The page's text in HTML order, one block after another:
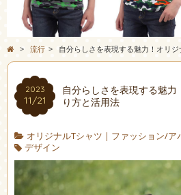
> 流行 > 自分らしさを表現する魅力！オリ
2023
11/21
自分らしさを表現する魅
り方と活用法
オリジナルTシャツ | ファッション/ア
デザイン